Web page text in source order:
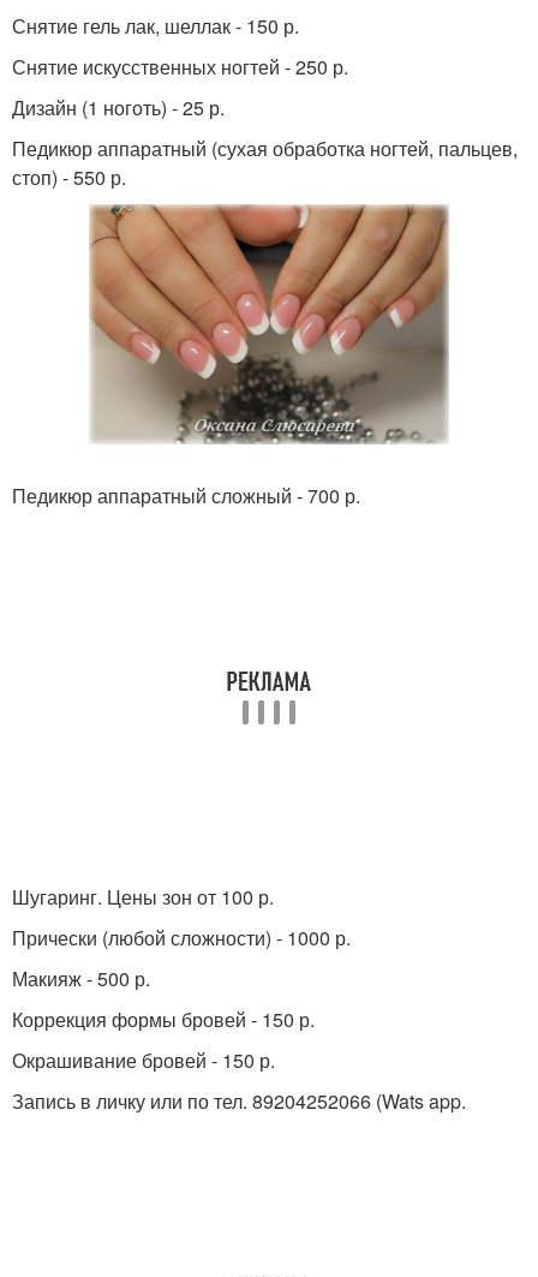
Снятие гель лак, шеллак - 150 р.
Снятие искусственных ногтей - 250 р.
Дизайн (1 ноготь) - 25 р.
Педикюр аппаратный (сухая обработка ногтей, пальцев,
стоп) - 550 р.
Педикюр аппаратный сложный - 700 р.
Шугаринг. Цены зон от 100 р.
Прически (любой сложности) - 1000 р.
Макияж - 500 р.
Коррекция формы бровей - 150 р.
Окрашивание бровей - 150 р.
Запись в личку или по тел. 89204252066 (Wats app.